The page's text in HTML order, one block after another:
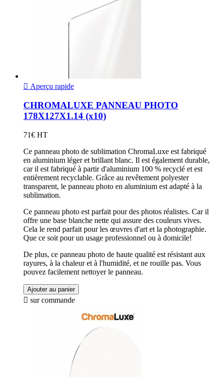
 Aperçu rapide
CHROMALUXE PANNEAU PHOTO
178X127X1.14 (x10)
71€ HT
Ce panneau photo de sublimation ChromaLuxe est fabriqué
en aluminium léger et brillant blanc. Il est également durable,
car il est fabriqué à partir d'aluminium 100 % recyclé et est
entièrement recyclable. Grâce au revêtement polyester
transparent, le panneau photo en aluminium est adapté à la
sublimation.
Ce panneau photo est parfait pour des photos réalistes. Car il
offre une base blanche nette qui assure des couleurs vives.
Cela le rend parfait pour les œuvres d'art et la photographie.
Que ce soit pour un usage professionnel ou à domicile!
De plus, ce panneau photo de haute qualité est résistant aux
rayures, à la chaleur et à l'humidité, et ne rouille pas. Vous
pouvez facilement nettoyer le panneau.
Ajouter au panier
 sur commande